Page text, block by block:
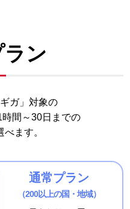
ン
ガ」対象の
時間～30日までの
ます。
通常プラン
（200以上の国・地域）